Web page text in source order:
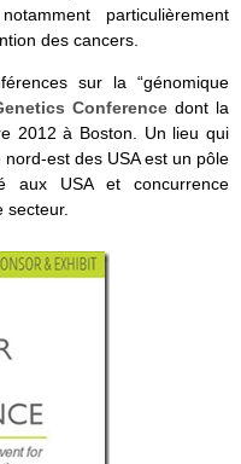
particulièrement
des cancers.
sur la “génomique
Conference dont la
2012 à Boston. Un lieu qui
est des USA est un pôle
aux USA et concurrence
secteur.